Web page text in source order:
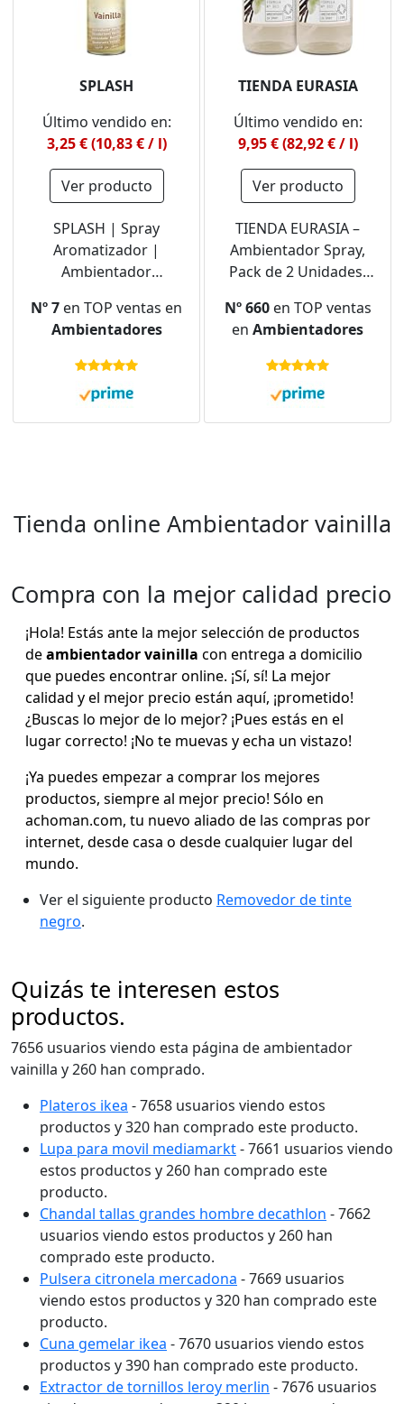
SPLASH
Último vendido en:
3,25 € (10,83 € / l)
Ver producto
SPLASH | Spray
Aromatizador |
Ambientador
Elimina Olores |
Fragancia Fresca
Vainilla | Agitar Antes
Nº 7 en TOP ventas en
Ambientadores
TIENDA EURASIA
Último vendido en:
9,95 € (82,92 € / l)
Ver producto
TIENDA EURASIA –
Ambientador Spray,
Pack de 2 Unidades,
Spray 120 ml, Vidrio,
Distintos Aromas,
Difusor con Fragancia
Nº 660en TOP ventas
en Ambientadores
Tienda online Ambientador vainilla
Compra con la mejor calidad precio
¡Hola! Estás ante la mejor selección de productos
deambientador vainilla con entrega a domicilio
que puedes encontrar online. ¡Sí, sí! La mejor
calidad y el mejor precio están aquí, ¡prometido!
¿Buscas lo mejor de lo mejor? ¡Pues estás en el
lugar correcto! ¡No te muevas y echa un vistazo!
¡Ya puedes empezar a comprar los mejores
productos, siempre al mejor precio! Sólo en
achoman.com, tu nuevo aliado de las compras por
internet, desde casa o desde cualquier lugar del
mundo.
Ver el siguiente producto Removedor de tinte
negro.
Quizás te interesen estos
productos.
7656 usuarios viendo esta página de ambientador
vainilla y 260 han comprado.
Plateros ikea - 7658 usuarios viendo estos
productos y 320 han comprado este producto.
Lupa para movil mediamarkt- 7661 usuarios viendo
estos productos y 260 han comprado este
producto.
Chandal tallas grandes hombre decathlon - 7662
usuarios viendo estos productos y 260 han
comprado este producto.
Pulsera citronela mercadona - 7669 usuarios
viendo estos productos y 320 han comprado este
producto.
Cuna gemelar ikea - 7670 usuarios viendo estos
productos y 390 han comprado este producto.
Extractor de tornillos leroy merlin - 7676 usuarios